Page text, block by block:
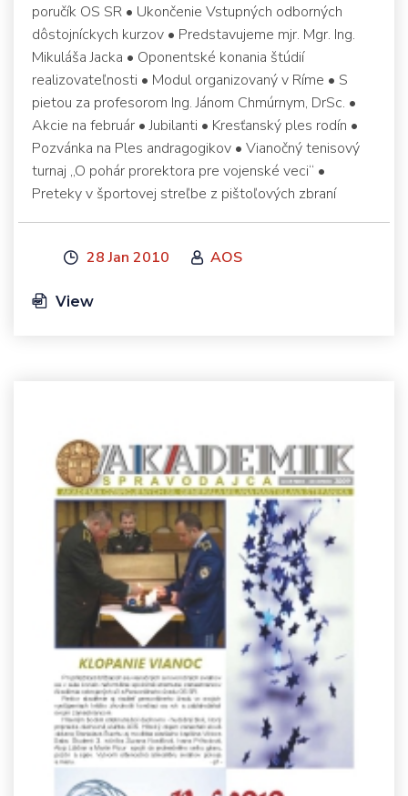
poručík OS SR • Ukončenie Vstupných odborných
dôstojníckych kurzov • Predstavujeme mjr. Mgr. Ing.
Mikuláša Jacka • Oponentské konania štúdií
realizovateľnosti • Modul organizovaný v Ríme • S
pietou za profesorom Ing. Jánom Chmúrnym, DrSc. •
Akcie na február • Jubilanti • Kresťanský ples rodín •
Pozvánka na Ples andragogikov • Vianočný tenisový
turnaj „O pohár prorektora pre vojenské veci“ •
Preteky v športovej streľbe z pištoľových zbraní
28 Jan 2010 AOS
View